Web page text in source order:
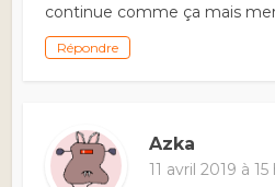
continue comme ça mais
Répondre
Azka
11 avril 2019 à